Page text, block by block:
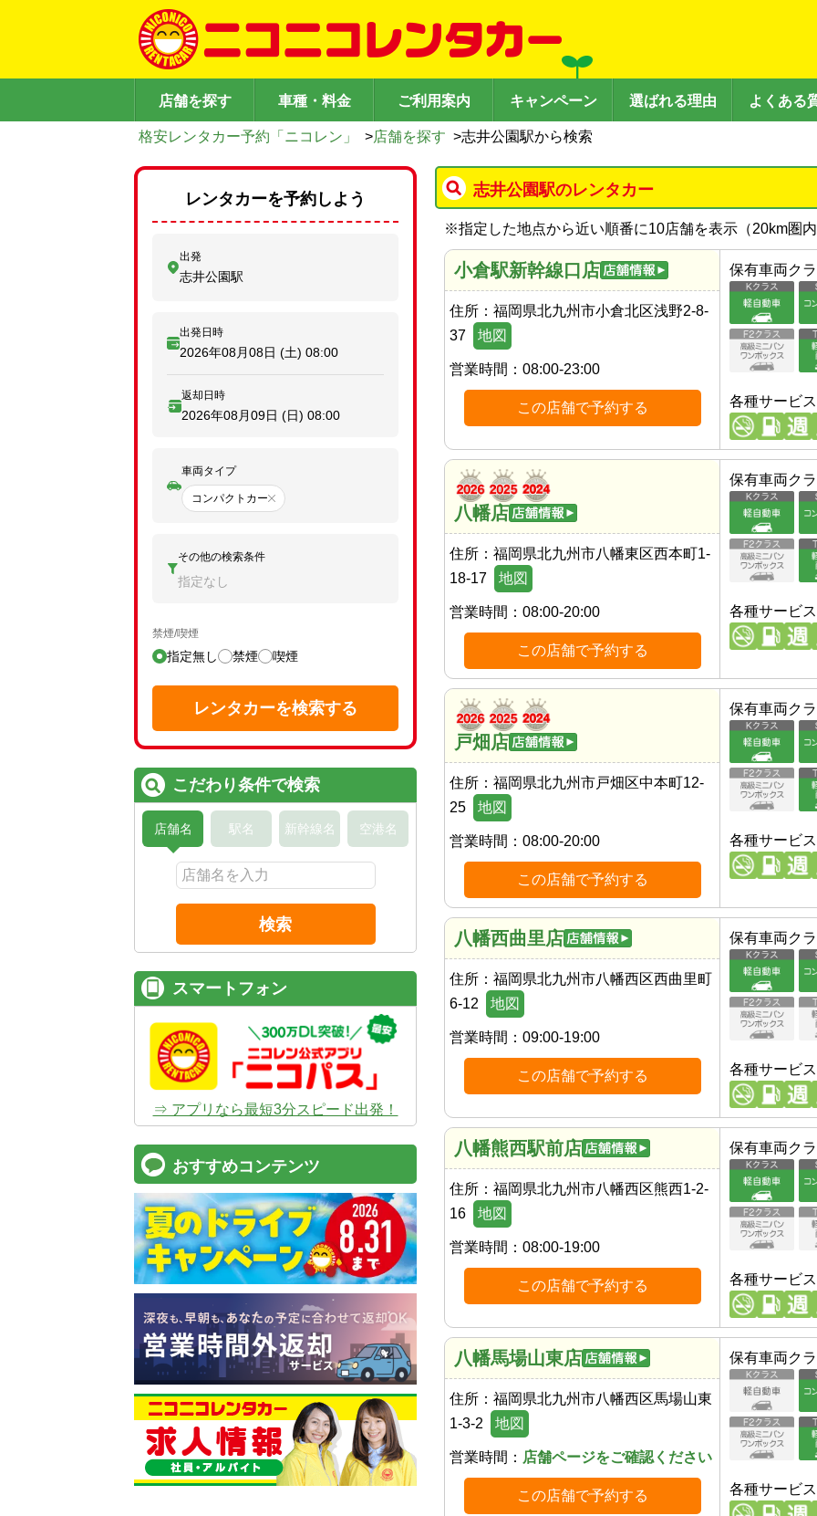
店舗を探す 車種・料金 ご利用案内 キャンペーン 選ばれる理由 よくある
格安レンタカー予約「ニコレン」 >店舗を探す >志井公園駅から検索
志井公園駅のレンタカー
※指定した地点から近い順番に10店舗を表示（20km圏
小倉駅新幹線口店
住所： 福岡県北九州市小倉北区浅野2-8-
37
地図
営業時間： 08:00-23:00
この店舗で予約する
保有車両ク
各種サービス
八幡店
住所： 福岡県北九州市八幡東区西本町1-
18-17
地図
営業時間： 08:00-20:00
この店舗で予約する
保有車両ク
各種サービス
戸畑店
住所： 福岡県北九州市戸畑区中本町12-
25
地図
営業時間： 08:00-20:00
この店舗で予約する
保有車両ク
各種サービス
八幡西曲里店
住所： 福岡県北九州市八幡西区西曲里町
6-12
地図
営業時間： 09:00-19:00
この店舗で予約する
保有車両ク
各種サービス
八幡熊西駅前店
住所： 福岡県北九州市八幡西区熊西1-2-
16
地図
営業時間： 08:00-19:00
この店舗で予約する
保有車両ク
各種サービス
八幡馬場山東店
住所： 福岡県北九州市八幡西区馬場山東
1-3-2
地図
営業時間： 店舗ページをご確認ください
この店舗で予約する
保有車両ク
各種サービス
レンタカーを予約しよう
出発
志井公園駅
出発日時
2026年08月08日 (土) 08:00
返却日時
2026年08月09日 (日) 08:00
車両タイプ
コンパクトカー
その他の検索条件
指定なし
禁煙/喫煙
指定無し 禁煙 喫煙
レンタカーを検索する
こだわり条件で検索
店舗名 駅名 新幹線名 空港名
検索
スマートフォン
⇒ アプリなら最短3分スピード出発！
おすすめコンテンツ